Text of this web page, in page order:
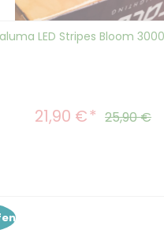
LED Stripes Bloom
Verkaufspreis:
21,90 € Regulärer
25,90 €